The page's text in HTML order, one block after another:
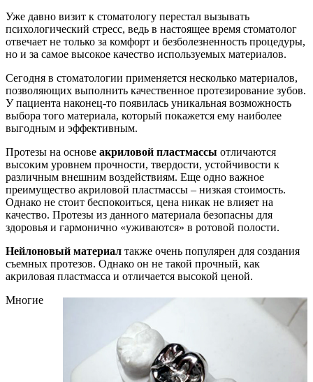
Уже давно визит к стоматологу перестал вызывать
психологический стресс, ведь в настоящее время стоматолог
отвечает не только за комфорт и безболезненность процедуры,
но и за самое высокое качество используемых материалов.
Сегодня в стоматологии применяется несколько материалов,
позволяющих выполнить качественное протезирование зубов.
У пациента наконец-то появилась уникальная возможность
выбора того материала, который покажется ему наиболее
выгодным и эффективным.
Протезы на основе акриловой пластмассы отличаются
высоким уровнем прочности, твердости, устойчивости к
различным внешним воздействиям. Еще одно важное
преимущество акриловой пластмассы – низкая стоимость.
Однако не стоит беспокоиться, цена никак не влияет на
качество. Протезы из данного материала безопасны для
здоровья и гармонично «уживаются» в ротовой полости.
Нейлоновый материал также очень популярен для создания
съемных протезов. Однако он не такой прочный, как
акриловая пластмасса и отличается высокой ценой.
Многие